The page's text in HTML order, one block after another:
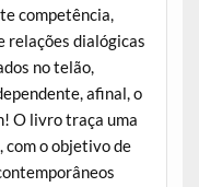
competência,
relações dialógicas
no telão,
afinal, o
O livro traça uma
o objetivo de